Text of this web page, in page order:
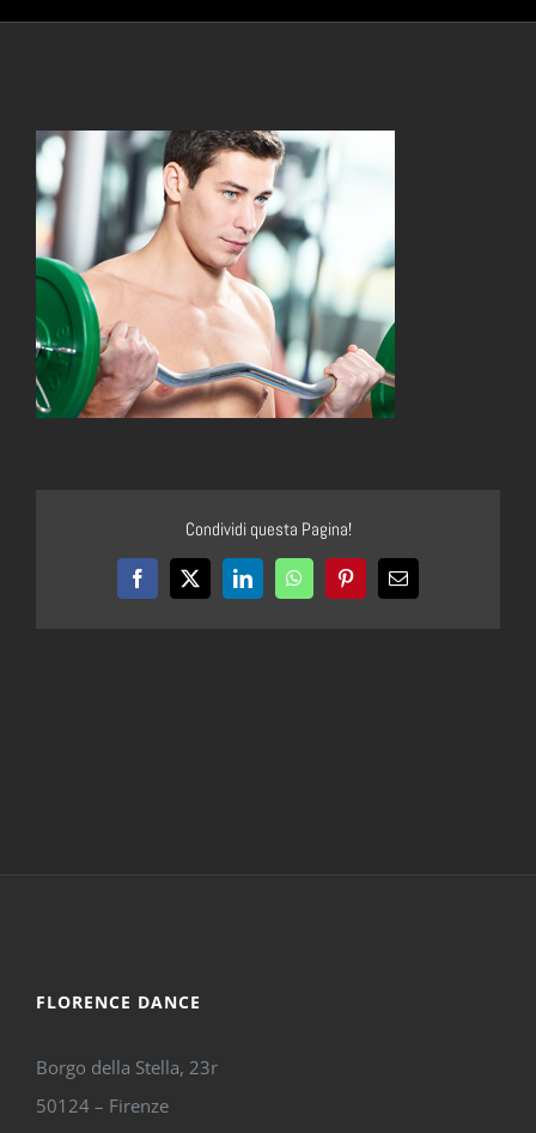
Condividi questa Pagina!
Facebook
X LinkedInWhatsAppPinterestEmail
FLORENCE DANCE
Borgo della Stella, 23r
50124 – Firenze